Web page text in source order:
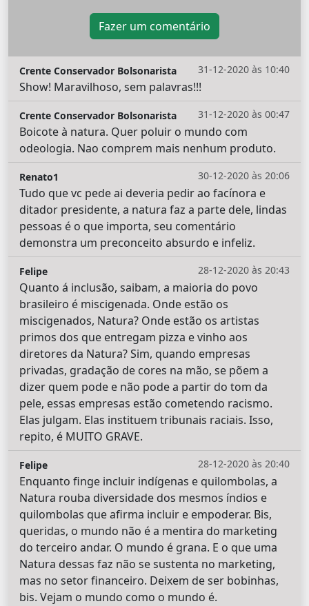
Fazer um comentário
31-12-2020 às 10:40
Crente Conservador Bolsonarista
Show! Maravilhoso, sem palavras!!!
31-12-2020 às 00:47
Crente Conservador Bolsonarista
Boicote à natura. Quer poluir o mundo com
odeologia. Nao comprem mais nenhum produto.
30-12-2020 às 20:06
Renato1
Tudo que vc pede ai deveria pedir ao facínora e
ditador presidente, a natura faz a parte dele, lindas
pessoas é o que importa, seu comentário
demonstra um preconceito absurdo e infeliz.
28-12-2020 às 20:43
Felipe
Quanto á inclusão, saibam, a maioria do povo
brasileiro é miscigenada. Onde estão os
miscigenados, Natura? Onde estão os artistas
primos dos que entregam pizza e vinho aos
diretores da Natura? Sim, quando empresas
privadas, gradação de cores na mão, se põem a
dizer quem pode e não pode a partir do tom da
pele, essas empresas estão cometendo racismo.
Elas julgam. Elas instituem tribunais raciais. Isso,
repito, é MUITO GRAVE.
28-12-2020 às 20:40
Felipe
Enquanto finge incluir indígenas e quilombolas, a
Natura rouba diversidade dos mesmos índios e
quilombolas que afirma incluir e empoderar. Bis,
queridas, o mundo não é a mentira do marketing
do terceiro andar. O mundo é grana. E o que uma
Natura dessas faz não se sustenta no marketing,
mas no setor financeiro. Deixem de ser bobinhas,
bis. Vejam o mundo como o mundo é.